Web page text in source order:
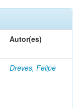
Autor(es)
Dreves, Felipe